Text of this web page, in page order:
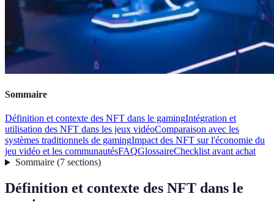
Sommaire
Définition et contexte des NFT dans le gamingIntégration et
utilisation des NFT dans les jeux vidéoComparaison avec les
systèmes traditionnels de gamingImpact des NFT sur l'économie du
jeu vidéo et les communautésFAQGlossaireChecklist avant achat
Sommaire(7 sections)
Définition et contexte des NFT dans le